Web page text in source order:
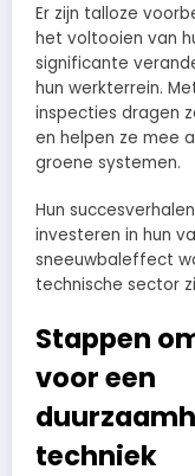
Er zijn talloze
het voltooien van
significante
hun werkterrein.
inspecties dragen
en helpen ze mee
groene systemen.
Hun
investeren in hun
sneeuwbaleffect
technische sector
Stappen
voor een
techniek